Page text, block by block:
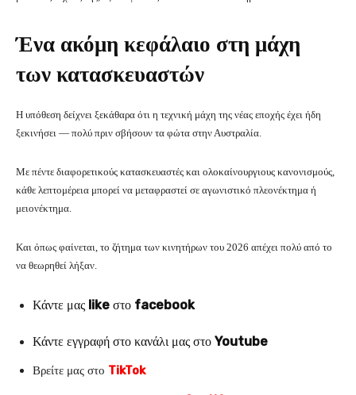
Ένα ακόμη κεφάλαιο στη μάχη
των κατασκευαστών
Η υπόθεση δείχνει ξεκάθαρα ότι η τεχνική μάχη της νέας εποχής έχει ήδη
ξεκινήσει — πολύ πριν σβήσουν τα φώτα στην Αυστραλία.
Με πέντε διαφορετικούς κατασκευαστές και ολοκαίνουργιους κανονισμούς,
κάθε λεπτομέρεια μπορεί να μεταφραστεί σε αγωνιστικό πλεονέκτημα ή
μειονέκτημα.
Και όπως φαίνεται, το ζήτημα των κινητήρων του 2026 απέχει πολύ από το
να θεωρηθεί λήξαν.
Κάντε μας like στο facebook
Κάντε εγγραφή στο κανάλι μας στο Youtube
Βρείτε μας στο TikTok